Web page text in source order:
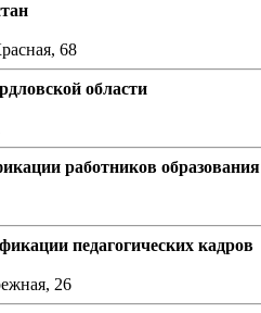
68
области
работников образования
педагогических кадров
26